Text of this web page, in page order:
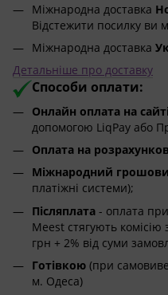
Міжнародна доставка
Відстежити посилку ви
Міжнародна доставка
Детальніше про доставку
Способи оплати:
Онлайн оплата на сайті
допомогою LiqPay або
Оплата на
Міжнародний
платіжні системи);
Післяплата - оплата
Meest стягують комісію
грн + 2% від суми
Готівкою (при
м. Одеса)